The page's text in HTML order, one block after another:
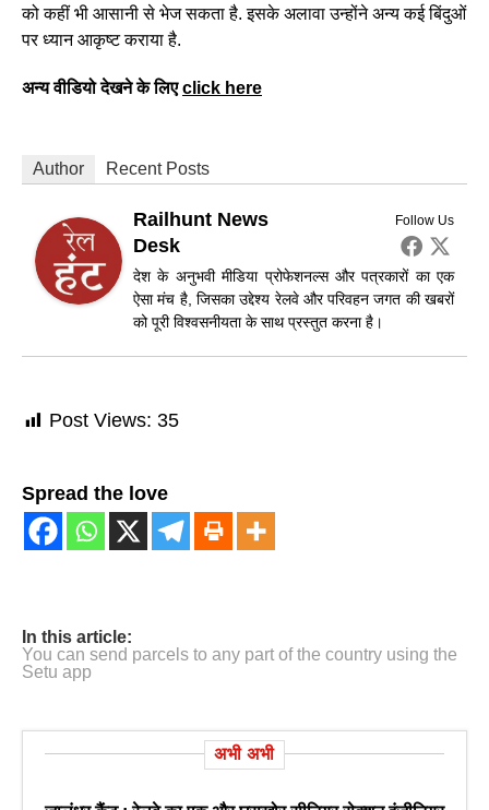
को कहीं भी आसानी से भेज सकता है. इसके अलावा उन्होंने अन्य कई बिंदुओं
पर ध्यान आकृष्ट कराया है.
अन्य वीडियो देखने के लिएclick here
Author Recent Posts
Follow Us
Railhunt News
Desk
देश के अनुभवी मीडिया प्रोफेशनल्स और पत्रकारों का एक
ऐसा मंच है, जिसका उद्देश्य रेलवे और परिवहन जगत की खबरों
को पूरी विश्वसनीयता के साथ प्रस्तुत करना है।
Post Views: 35
Spread the love
In this article:
You can send parcels to any part of the country using the
Setu app
अभी अभी